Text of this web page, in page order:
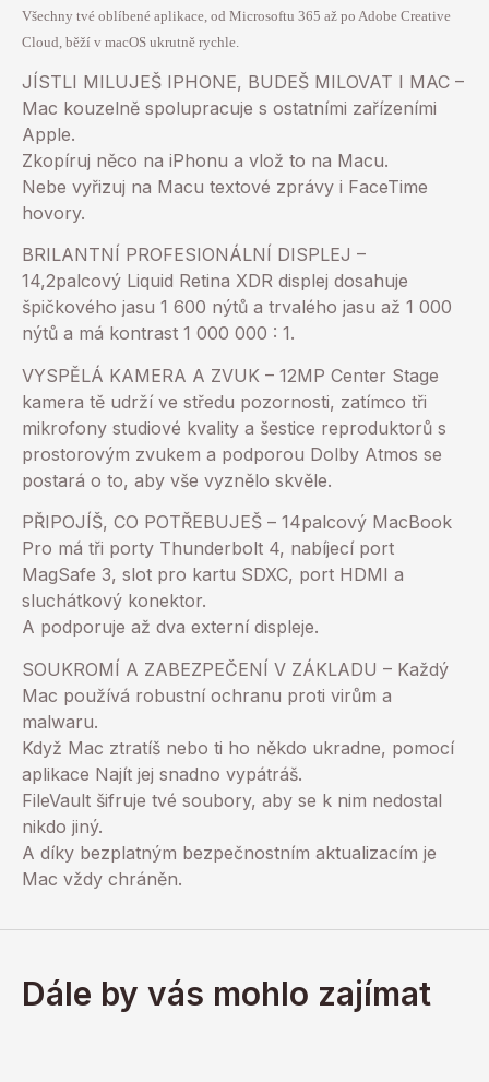
Všechny tvé oblíbené aplikace, od Microsoftu 365 až po Adobe Creative
Cloud, běží v macOS ukrutně rychle.
JÍSTLI MILUJEŠ IPHONE, BUDEŠ MILOVAT I MAC –
Mac kouzelně spolupracuje s ostatními zařízeními
Apple.
Zkopíruj něco na iPhonu a vlož to na Macu.
Nebe vyřizuj na Macu textové zprávy i FaceTime
hovory.
BRILANTNÍ PROFESIONÁLNÍ DISPLEJ –
14,2palcový Liquid Retina XDR displej dosahuje
špičkového jasu 1 600 nýtů a trvalého jasu až 1 000
nýtů a má kontrast 1 000 000 : 1.
VYSPĚLÁ KAMERA A ZVUK – 12MP Center Stage
kamera tě udrží ve středu pozornosti, zatímco tři
mikrofony studiové kvality a šestice reproduktorů s
prostorovým zvukem a podporou Dolby Atmos se
postará o to, aby vše vyznělo skvěle.
PŘIPOJÍŠ, CO POTŘEBUJEŠ – 14palcový MacBook
Pro má tři porty Thunderbolt 4, nabíjecí port
MagSafe 3, slot pro kartu SDXC, port HDMI a
sluchátkový konektor.
A podporuje až dva externí displeje.
SOUKROMÍ A ZABEZPEČENÍ V ZÁKLADU – Každý
Mac používá robustní ochranu proti virům a
malwaru.
Když Mac ztratíš nebo ti ho někdo ukradne, pomocí
aplikace Najít jej snadno vypátráš.
FileVault šifruje tvé soubory, aby se k nim nedostal
nikdo jiný.
A díky bezplatným bezpečnostním aktualizacím je
Mac vždy chráněn.
Dále by vás mohlo zajímat